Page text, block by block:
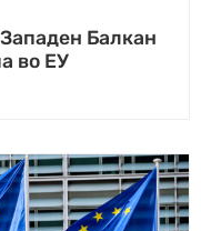
Балкан
во ЕУ